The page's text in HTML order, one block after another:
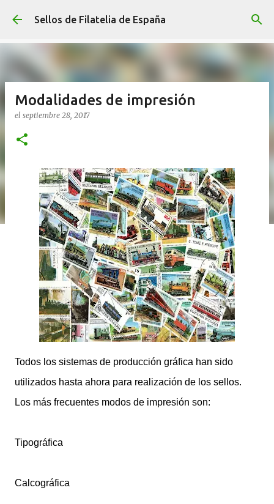
Ir al contenido principal
Sellos de Filatelia de España
Modalidades de impresión
el septiembre 28, 2017
Todos los sistemas de producción gráfica han sido
utilizados hasta ahora para realización de los sellos.
Los más frecuentes modos de impresión son:
Tipográfica
Calcográfica